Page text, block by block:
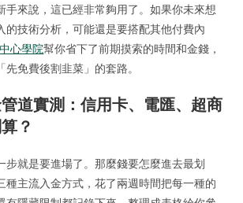
手來說，這已經非常夠用了。如果你未來想
的技術分析，可能還是要搭配其他付費內
心學院幫你省下了前期摸索的時間和金錢，
免費後割韭菜」的套路。
道實測：信用卡、電匯、超商
？
步就是要進場了。那麼錢要怎麼進去最划
種主流入金方式，花了兩週時間把每一種的